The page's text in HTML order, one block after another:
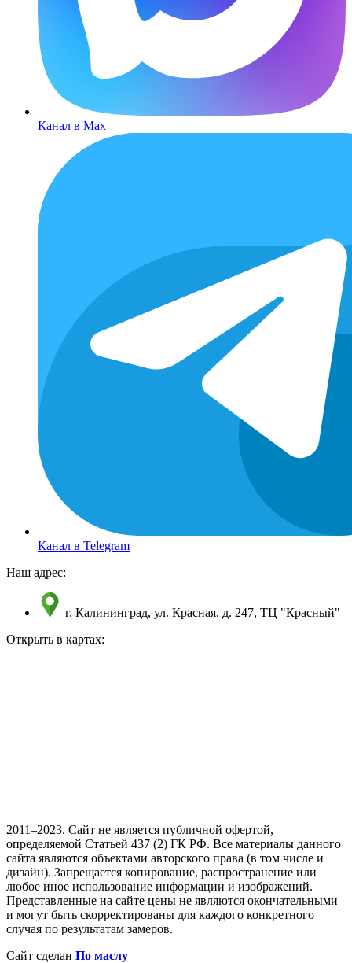
Канал в Max
Канал в Telegram
Наш адрес:
г. Калининград, ул. Красная, д. 247, ТЦ "Красный"
Открыть в картах:
2011–2023. Сайт не является публичной офертой,
определяемой Статьей 437 (2) ГК РФ. Все материалы данного
сайта являются объектами авторского права (в том числе и
дизайн). Запрещается копирование, распространение или
любое иное использование информации и изображений.
Представленные на сайте цены не являются окончательными
и могут быть скорректированы для каждого конкретного
случая по результатам замеров.
Сайт сделан По маслу